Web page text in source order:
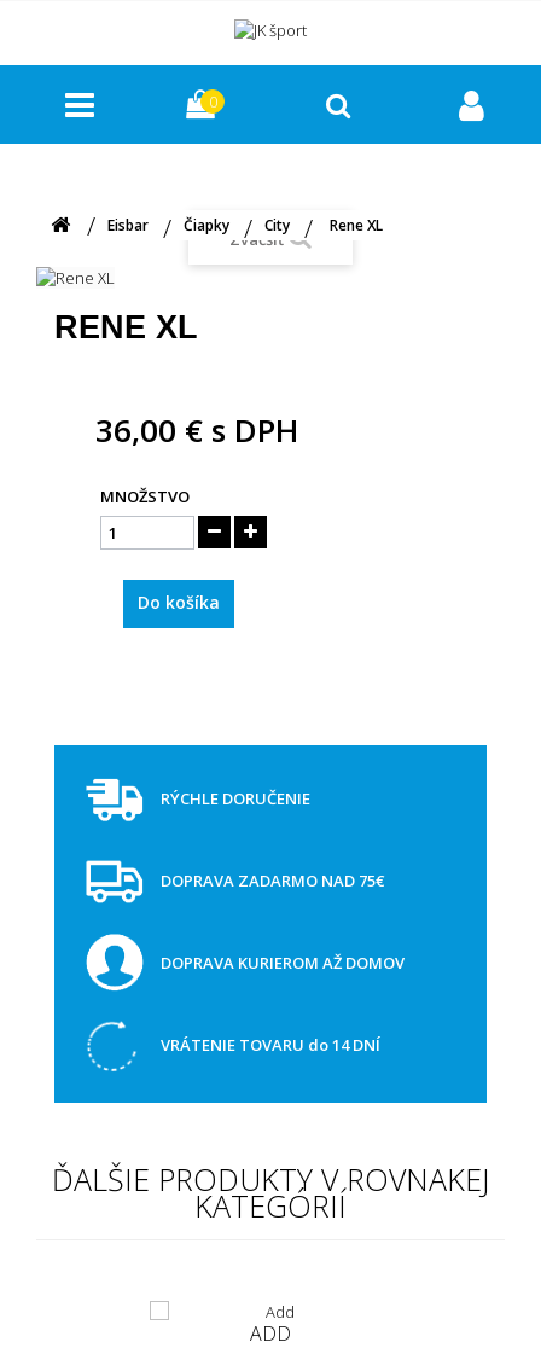
0
Eisbar Čiapky City Rene XL
Zväčšiť
RENE XL
36,00 € s DPH
MNOŽSTVO
Do košíka
RÝCHLE DORUČENIE
DOPRAVA ZADARMO NAD 75€
DOPRAVA KURIEROM AŽ DOMOV
VRÁTENIE TOVARU do 14 DNÍ
ĎALŠIE PRODUKTY V ROVNAKEJ
KATEGÓRIÍ
ADD